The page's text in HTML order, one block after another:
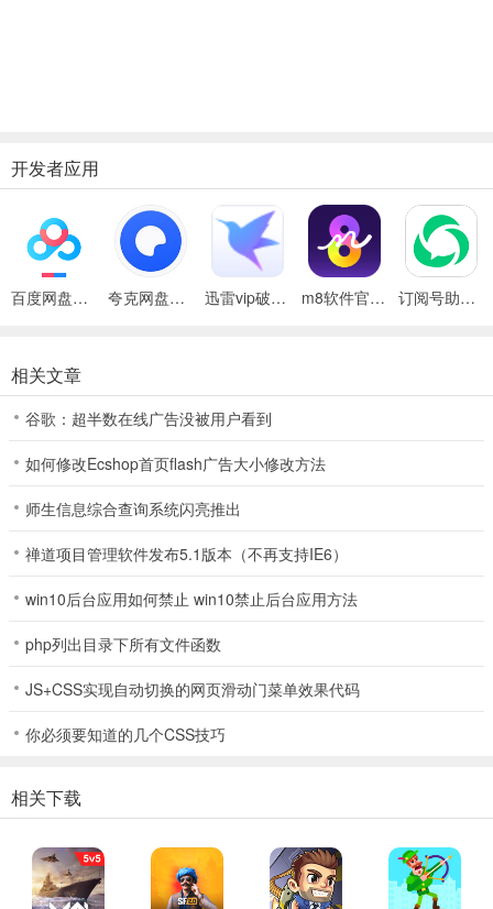
你能够在游戏内与其他玩家.其他游荡者，或地图中的精英首领打开战
役，抢夺物资，从他们身上获取的一切战利品，只要成功撤离都能带
出，让你取得财富累积的高兴.提升单局的爽感，也能够在与玩家的交
易中取得商人的趣味。
议。每一种挑选，都会感受不相同的战局体会，这是一场高自由度的
心跳应战。
暗区突围苹果版新武器讲解
枪械后坐力较大，同时可以使用长枪管并且兼容各类高倍镜。但是弹
巢和枪管间较大的缝隙导致的气密性问题，使得枪机能量转化效率和
的准度与不俗的射速，可装备72发的大容量弹鼓，在近距离对抗中比
开发者应用
百度网盘绿色免安装Pc电脑版 夸克网盘官方正式版 迅雷vip破解版永久会员2024版 m8软件官方版 订阅号助手安卓版
相关文章
谷歌：超半数在线广告没被用户看到
如何修改Ecshop首页flash广告大小修改方法
师生信息综合查询系统闪亮推出
禅道项目管理软件发布5.1版本（不再支持IE6）
win10后台应用如何禁止 win10禁止后台应用方法
php列出目录下所有文件函数
JS+CSS实现自动切换的网页滑动门菜单效果代码
你必须要知道的几个CSS技巧
相关下载